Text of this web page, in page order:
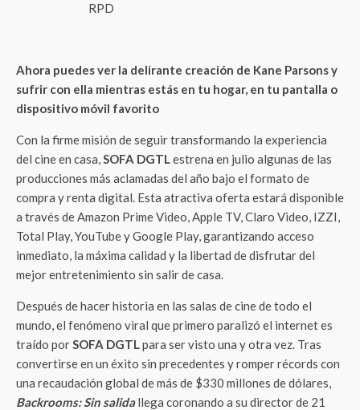
RPD
Ahora puedes ver la delirante creación de Kane Parsons y
sufrir con ella mientras estás en tu hogar, en tu pantalla o
dispositivo móvil favorito
Con la firme misión de seguir transformando la experiencia
del cine en casa,SOFA DGTLestrena en julio algunas de las
producciones más aclamadas del año bajo el formato de
compra y renta digital. Esta atractiva oferta estará disponible
a través de Amazon Prime Video, Apple TV, Claro Video, IZZI,
Total Play, YouTube y Google Play, garantizando acceso
inmediato, la máxima calidad y la libertad de disfrutar del
mejor entretenimiento sin salir de casa.
Después de hacer historia en las salas de cine de todo el
mundo, el fenómeno viral que primero paralizó el internet es
traído porSOFA DGTLpara ser visto una y otra vez. Tras
convertirse en un éxito sin precedentes y romper récords con
una recaudación global de más de $330 millones de dólares,
Backrooms: Sin salidallega coronando a su director de 21